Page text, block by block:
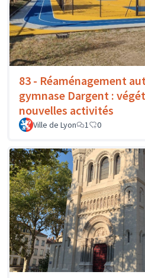
83 - Réaménagement
gymnase Dargent :
nouvelles activités
Ville de Lyon 1 0